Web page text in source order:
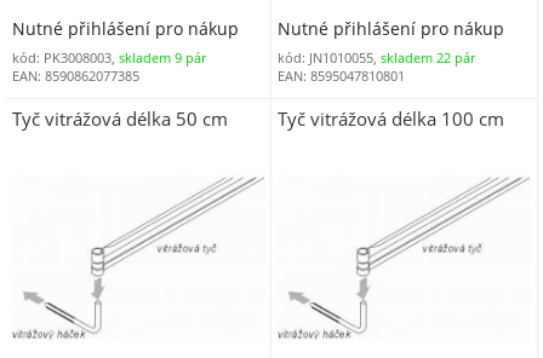
Nutné přihlášení pro nákup
kód: PK3008003, skladem 9 pár
EAN: 8590862077385
Nutné přihlášení pro nákup
kód: JN1010055,skladem 22 pár
EAN: 8595047810801
Tyč vitrážová délka 50 cm Tyč vitrážová délka 100 cm